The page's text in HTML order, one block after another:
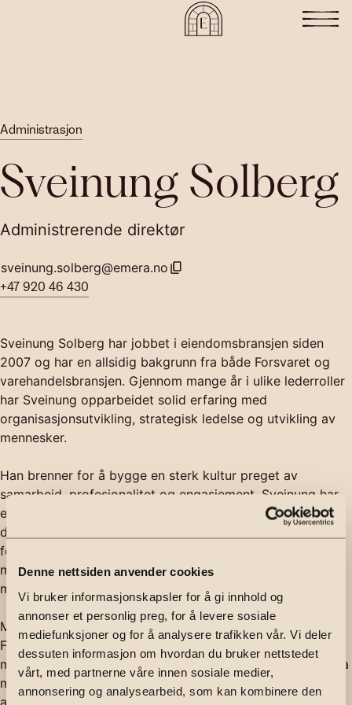
Denne nettsiden anvender cookies
Vi bruker informasjonskapsler for å gi innhold og
annonser et personlig preg, for å levere sosiale
mediefunksjoner og for å analysere trafikken vår. Vi deler
dessuten informasjon om hvordan du bruker nettstedet
vårt, med partnerne våre innen sosiale medier,
annonsering og analysearbeid, som kan kombinere den
Administrasjon
Sveinung Solberg
Administrerende direktør
sveinung.solberg@emera.no
+47 920 46 430
Sveinung Solberg har jobbet i eiendomsbransjen siden
2007 og har en allsidig bakgrunn fra både Forsvaret og
varehandelsbransjen. Gjennom mange år i ulike lederroller
har Sveinung opparbeidet solid erfaring med
organisasjonsutvikling, strategisk ledelse og utvikling av
mennesker.
Han brenner for å bygge en sterk kultur preget av
samarbeid, profesjonalitet og engasjement. Sveinung har
et tydelig mål om å gjøre Emera til en arbeidsplass hvor
dyktige medarbeidere trives og får de beste
forutsetningene for å lykkes – samtidig som kundene
møter et selskap som setter kvalitet, trygghet og
mennesket i sentrum.
Med en kombinasjon av operative ferdigheter fra
Forsvaret, kommersiell forståelse fra varehandelen og
mange års erfaring fra eiendomsbransjen, leder han Emera
med et klart fokus på å skape varige verdier for både
ansatte og kunder.